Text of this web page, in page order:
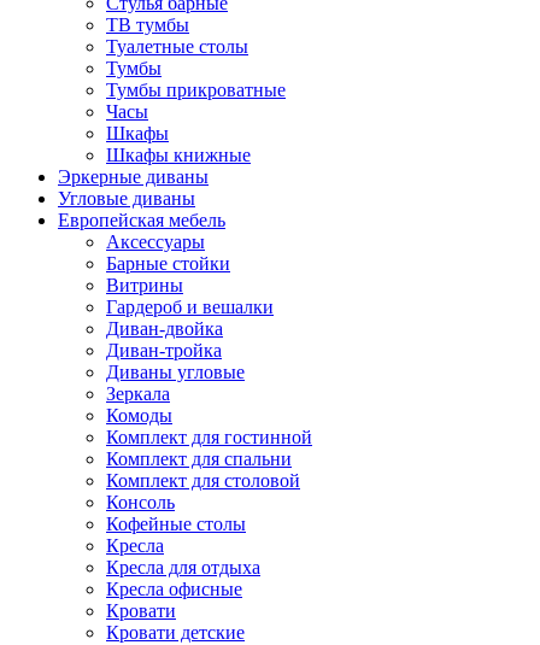
ТВ тумбы
Туалетные столы
Тумбы
Тумбы прикроватные
Часы
Шкафы
Шкафы книжные
Эркерные диваны
Угловые диваны
Европейская мебель
Аксессуары
Барные стойки
Витрины
Гардероб и вешалки
Диван-двойка
Диван-тройка
Диваны угловые
Зеркала
Комоды
Комплект для гостинной
Комплект для спальни
Комплект для столовой
Консоль
Кофейные столы
Кресла
Кресла для отдыха
Кресла офисные
Кровати
Кровати детские